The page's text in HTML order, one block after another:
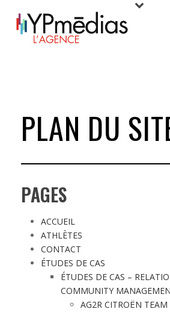
PLAN DU
PAGES
ACCUEIL
ATHLÈTES
CONTACT
ÉTUDES DE CAS
ÉTUDES DE CAS –
COMMUNITY
AG2R CITROËN TEAM